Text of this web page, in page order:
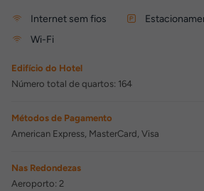
Internet sem fios
Wi-Fi
Edifício do Hotel
Número total de quartos: 164
Métodos de Pagamento
American Express, MasterCard, Visa
Nas Redondezas
Aeroporto: 2